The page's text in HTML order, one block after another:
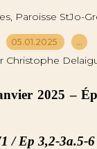
, Paroisse StJo-
05.01.2025 …
Christophe
2025 –
/ Ep 3,2-3a.5-